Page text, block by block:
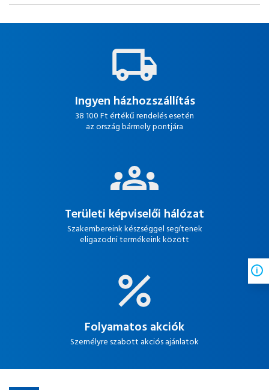
Ingyen házhozszállítás
38 100 Ft értékű rendelés esetén
az ország bármely pontjára
Területi képviselői hálózat
Szakembereink készséggel segítenek
eligazodni termékeink között
Folyamatos akciók
Személyre szabott akciós ajánlatok